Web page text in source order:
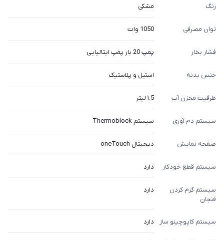
رنگ مشکی
توان مصرفی 1050 وات
فشار بخار پمپ 20 بار پمپ ایتالیایی
جنس بدنه استیل و پلاستیک
ظرفیت مخزن آب ۱.5 لیتر
سیستم دم آوری سیستم Thermoblock
صفحه نمایش دیجیتال oneTouch
سیستم قطع خودکار دارد
سیستم گرم کردن
فنجان
دارد
سیستم کاپوچینو ساز دارد